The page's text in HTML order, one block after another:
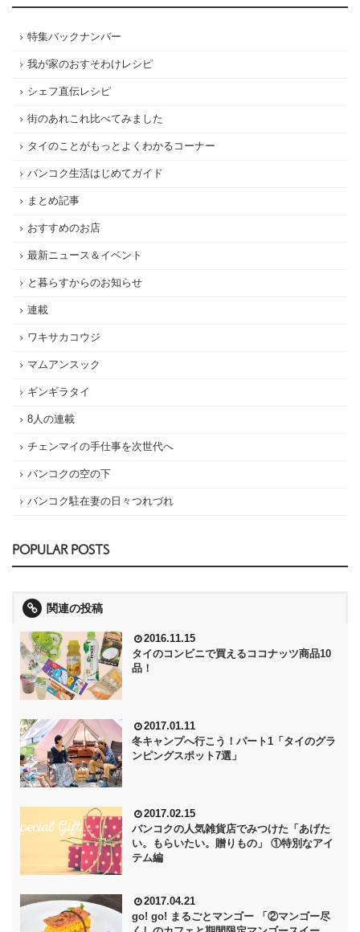
特集バックナンバー
我が家のおすそわけレシピ
シェフ直伝レシピ
街のあれこれ比べてみました
タイのことがもっとよくわかるコーナー
バンコク生活はじめてガイド
まとめ記事
おすすめのお店
最新ニュース＆イベント
と暮らすからのお知らせ
連載
ワキサカコウジ
マムアンスック
ギンギラタイ
8人の連載
チェンマイの手仕事を次世代へ
バンコクの空の下
バンコク駐在妻の日々つれづれ
POPULAR POSTS
関連の投稿
2016.11.15
タイのコンビニで買えるココナッツ商品10
品！
2017.01.11
冬キャンプへ行こう！パート1「タイのグラ
ンピングスポット7選」
2017.02.15
バンコクの人気雑貨店でみつけた「あげた
い。もらいたい。贈りもの」 ①特別なアイ
テム編
2017.04.21
go! go! まるごとマンゴー 「②マンゴー尽